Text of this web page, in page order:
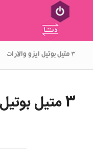
۳ متیل بوتیل ایزو والارات
3 متیل بوتیل ایزو والارات